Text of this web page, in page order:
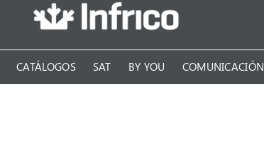
CATÁLOGOS SAT BY YOU COMUNICACIÓN